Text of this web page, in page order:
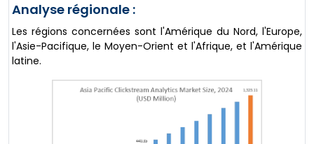
Analyse régionale :
Les régions concernées sont l'Amérique du Nord, l'Europe,
l'Asie-Pacifique, le Moyen-Orient et l'Afrique, et l'Amérique
latine.